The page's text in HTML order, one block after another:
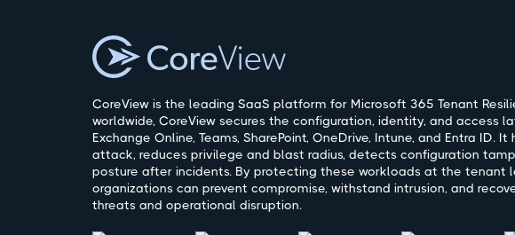
CoreView is the leading SaaS platform for Microsoft 365 Tenant
worldwide, CoreView secures the configuration, identity, and access
Exchange Online, Teams, SharePoint, OneDrive, Intune, and Entra ID.
attack, reduces privilege and blast radius, detects configuration
posture after incidents. By protecting these workloads at the tenant
organizations can prevent compromise, withstand intrusion, and
threats and operational disruption.